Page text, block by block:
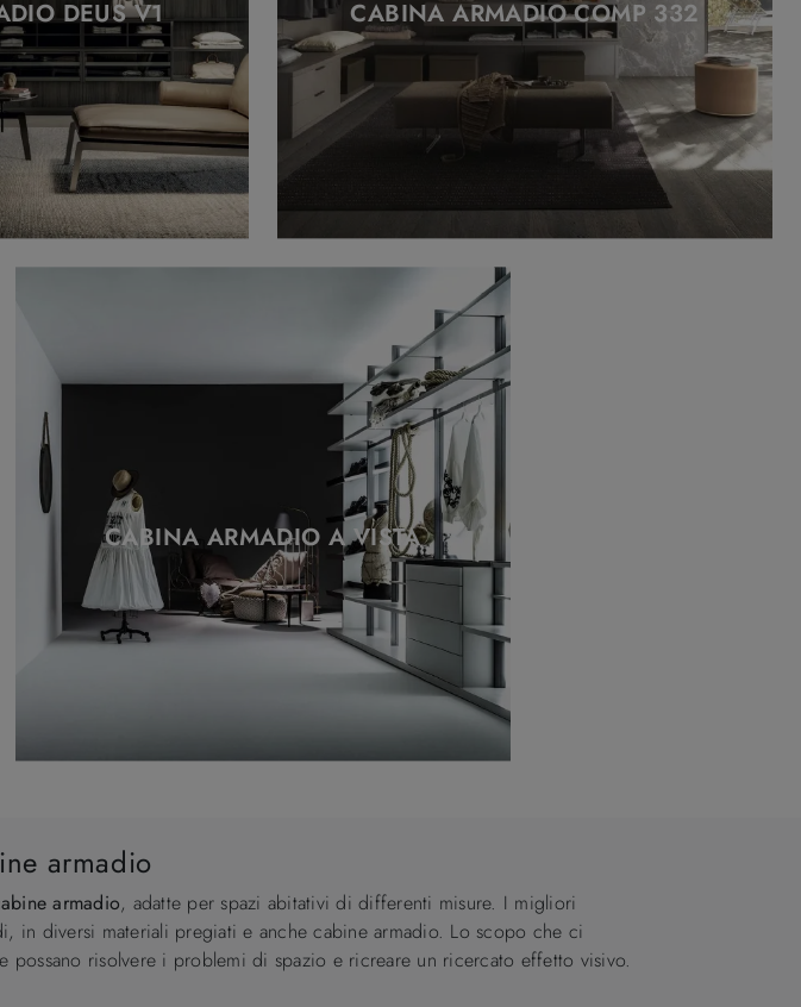
DEUS V1 CABINA ARMADIO COMP 332
CABINA ARMADIO A VISTA
armadio
armadio, adatte per spazi abitativi di differenti misure. I migliori
diversi materiali pregiati e anche cabine armadio. Lo scopo che ci
possano risolvere i problemi di spazio e ricreare un ricercato effetto visivo.